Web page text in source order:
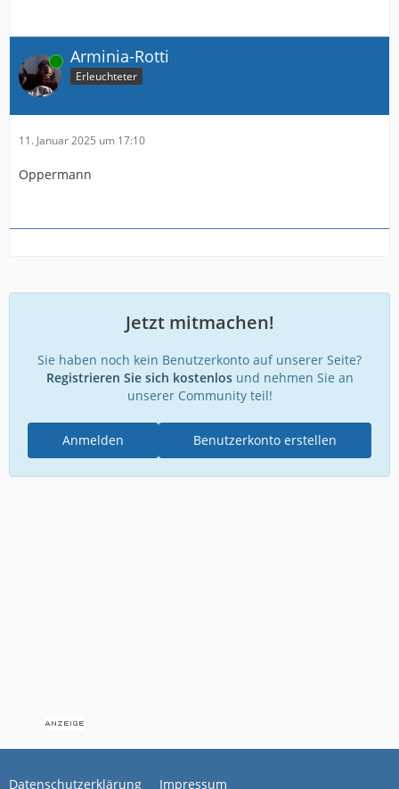
Online Arminia-Rotti
Erleuchteter
11. Januar 2025 um 17:10
Oppermann
Jetzt mitmachen!
Sie haben noch kein Benutzerkonto auf unserer Seite?
Registrieren Sie sich kostenlosund nehmen Sie an
unserer Community teil!
Benutzerkonto erstellen
Anmelden
Datenschutzerklärung Impressum